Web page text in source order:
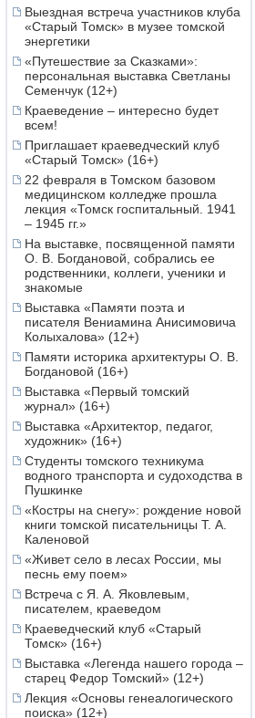
Выездная встреча участников клуба
«Старый Томск» в музее томской
энергетики
«Путешествие за Сказками»:
персональная выставка Светланы
Семенчук (12+)
Краеведение – интересно будет
всем!
Приглашает краеведческий клуб
«Старый Томск» (16+)
22 февраля в Томском базовом
медицинском колледже прошла
лекция «Томск госпитальный. 1941
– 1945 гг.»
На выставке, посвященной памяти
О. В. Богдановой, собрались ее
родственники, коллеги, ученики и
знакомые
Выставка «Памяти поэта и
писателя Вениамина Анисимовича
Колыхалова» (12+)
Памяти историка архитектуры О. В.
Богдановой (16+)
Выставка «Первый томский
журнал» (16+)
Выставка «Архитектор, педагог,
художник» (16+)
Студенты томского техникума
водного транспорта и судоходства в
Пушкинке
«Костры на снегу»: рождение новой
книги томской писательницы Т. А.
Каленовой
«Живет село в лесах России, мы
песнь ему поем»
Встреча с Я. А. Яковлевым,
писателем, краеведом
Краеведческий клуб «Старый
Томск» (16+)
Выставка «Легенда нашего города –
старец Федор Томский» (12+)
Лекция «Основы генеалогического
поиска» (12+)